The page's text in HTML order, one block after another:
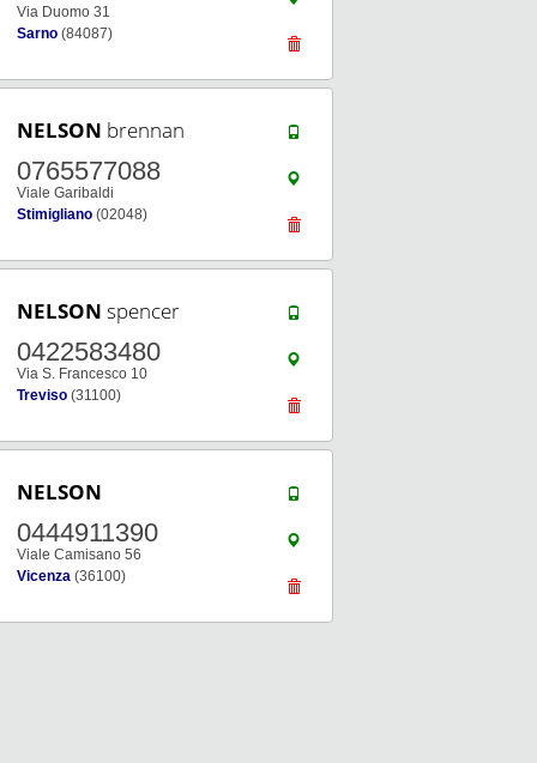
Via Duomo 31
Sarno (84087)
NELSON brennan
0765577088
Viale Garibaldi
Stimigliano (02048)
NELSON spencer
0422583480
Via S. Francesco 10
Treviso (31100)
NELSON
0444911390
Viale Camisano 56
Vicenza (36100)